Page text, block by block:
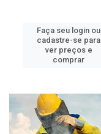
Faça seu login ou
cadastre-se para
ver preços e
comprar